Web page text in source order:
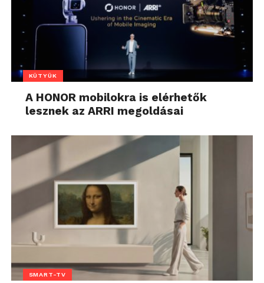
KÜTYÜK
A HONOR mobilokra is elérhetők
lesznek az ARRI megoldásai
SMART-TV